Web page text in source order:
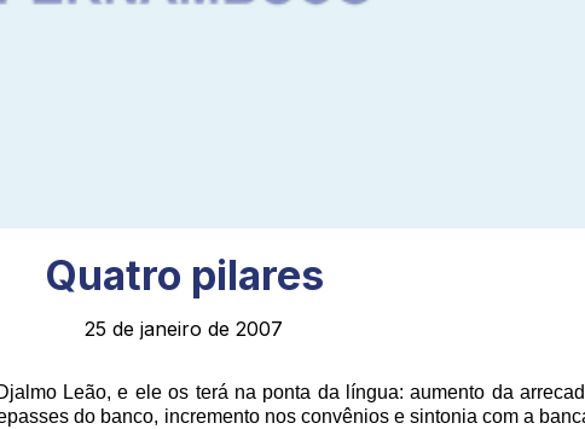
Quatro pilares
25 de janeiro de 2007
Leão, e ele os terá na ponta da língua: aumento da
do banco, incremento nos convênios e sintonia com a